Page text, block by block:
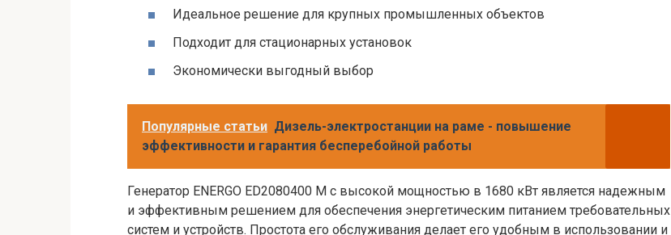
Идеальное решение для крупных промышленных объектов
Подходит для стационарных установок
Экономически выгодный выбор
Популярные статьи Дизель-электростанции на раме - повышение
эффективности и гарантия бесперебойной работы
Генератор ENERGO ED2080400 M с высокой мощностью в 1680 кВт является надежным
и эффективным решением для обеспечения энергетическим питанием требовательных
систем и устройств. Простота его обслуживания делает его удобным в использовании и